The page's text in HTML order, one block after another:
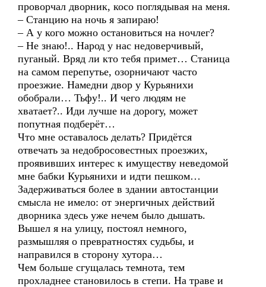
проворчал дворник, косо поглядывая на меня.
– Станцию на ночь я запираю!
– А у кого можно остановиться на ночлег?
– Не знаю!.. Народ у нас недоверчивый,
пуганый. Вряд ли кто тебя примет… Станица
на самом перепутье, озорничают часто
проезжие. Намедни двор у Курьянихи
обобрали… Тьфу!.. И чего людям не
хватает?.. Иди лучше на дорогу, может
попутная подберёт…
Что мне оставалось делать? Придётся
отвечать за недобросовестных проезжих,
проявивших интерес к имуществу неведомой
мне бабки Курьянихи и идти пешком…
Задерживаться более в здании автостанции
смысла не имело: от энергичных действий
дворника здесь уже нечем было дышать.
Вышел я на улицу, постоял немного,
размышляя о превратностях судьбы, и
направился в сторону хутора…
Чем больше сгущалась темнота, тем
прохладнее становилось в степи. На траве и